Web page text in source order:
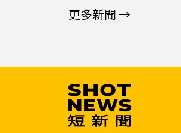
更多新聞 →